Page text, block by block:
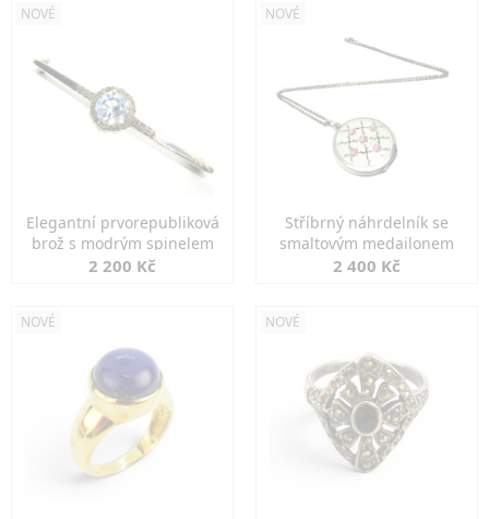
NOVÉ
Elegantní prvorepubliková
brož s modrým spinelem
2 200 Kč
NOVÉ
Stříbrný náhrdelník se
smaltovým medailonem
2 400 Kč
NOVÉ NOVÉ